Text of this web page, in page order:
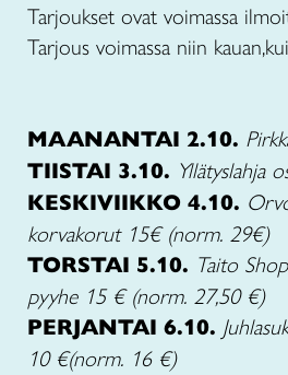
Tarjoukset ovat voimassa
Tarjous voimassa niin
MAANANTAI 2.10.
TIISTAI 3.10. Yllätyslahja
KESKIVIIKKO 4.10.
korvakorut 15€ (norm. 29€)
TORSTAI 5.10. Taito
pyyhe 15 € (norm. 27,50 €)
PERJANTAI 6.10.
10 €(norm. 16 €)